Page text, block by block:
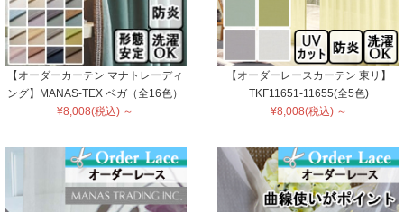
【オーダーカーテン マナトレーディ
ング】MANAS-TEX ベガ（全16色）
¥8,008(税込) ～
【オーダーレースカーテン 東リ】
TKF11651-11655(全5色)
¥8,008(税込) ～